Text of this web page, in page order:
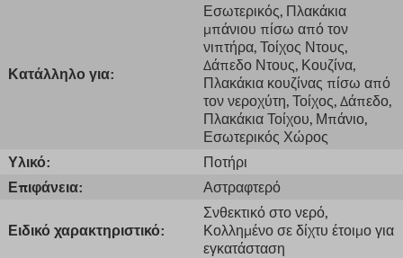
Κατάλληλο για:
Εσωτερικός, Πλακάκια
μπάνιου πίσω από τον
νιπτήρα, Τοίχος Ντους,
Δάπεδο Ντους, Κουζίνα,
Πλακάκια κουζίνας πίσω από
τον νεροχύτη, Τοίχος, Δάπεδο,
Πλακάκια Τοίχου, Μπάνιο,
Εσωτερικός Χώρος
Υλικό:
Ποτήρι
Επιφάνεια:
Αστραφτερό
Ειδικό χαρακτηριστικό:
Σνθεκτικό στο νερό,
Κολλημένο σε δίχτυ έτοιμο για
εγκατάσταση